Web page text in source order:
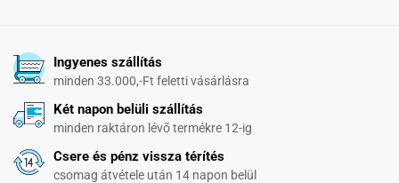
Ingyenes szállítás
minden 33.000,-Ft feletti vásárlásra
Két napon belüli szállítás
minden raktáron lévő termékre 12-ig
Csere és pénz vissza térítés
csomag átvétele után 14 napon belül